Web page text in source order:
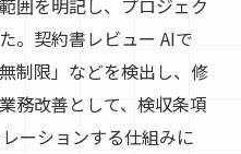
。契約書レビュー AIで
制限」などを検出し、修
務改善として、検収条項
ーションする仕組みに